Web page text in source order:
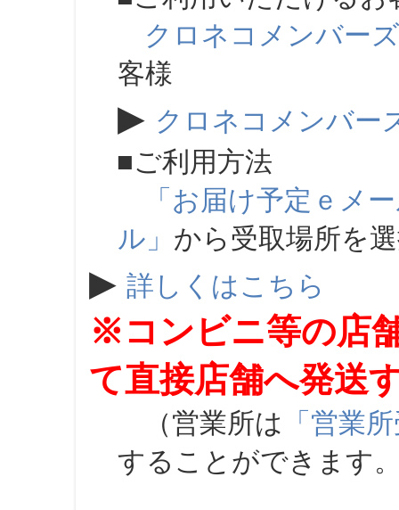
クロネコメンバーズ
客様
▶ クロネコメンバー
■ご利用方法
「お届け予定ｅメ
ル」 から受取場所を
▶ 詳しくはこちら
※コンビニ等の店
て直接店舗へ発送
（営業所は 「営業
することができます